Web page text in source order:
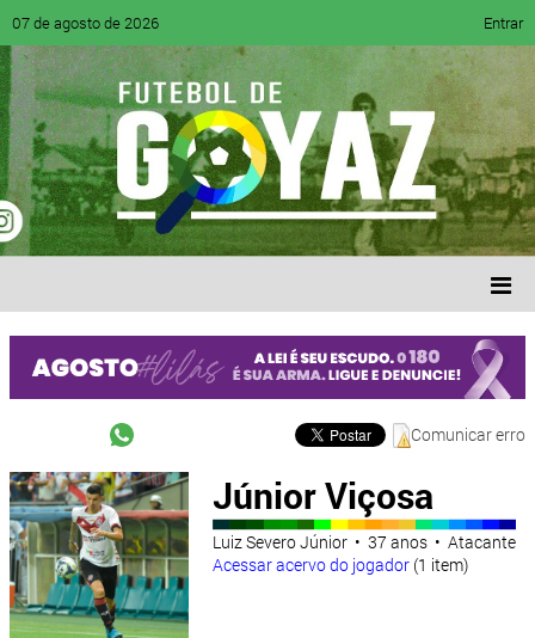
07 de agosto de 2026 Entrar
Comunicar erro
Júnior Viçosa
Luiz Severo Júnior • 37 anos • Atacante
Acessar acervo do jogador (1 item)